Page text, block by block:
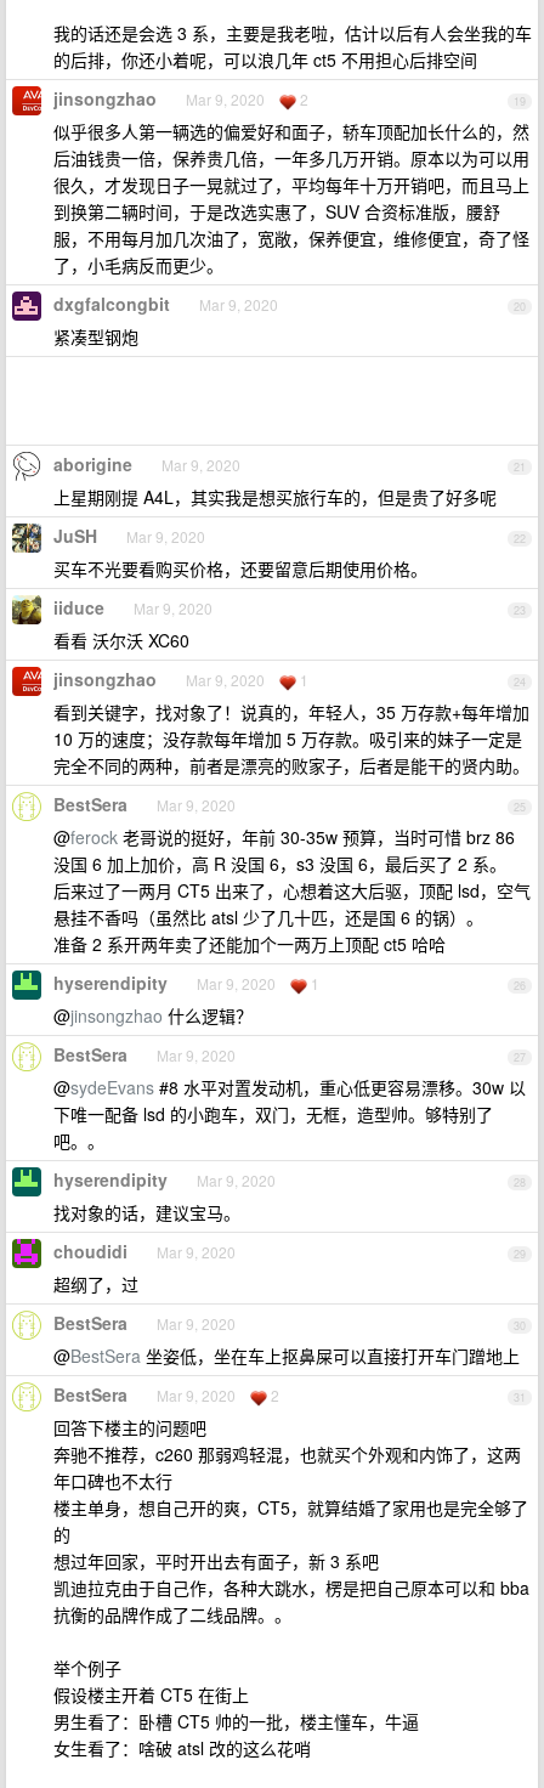
我的话还是会选 3 系，主要是我老啦，估计以后有人会坐我的车
的后排，你还小着呢，可以浪几年 ct5 不用担心后排空间
19
jinsongzhao Mar 9, 2020 2
似乎很多人第一辆选的偏爱好和面子，轿车顶配加长什么的，然
后油钱贵一倍，保养贵几倍，一年多几万开销。原本以为可以用
很久，才发现日子一晃就过了，平均每年十万开销吧，而且马上
到换第二辆时间，于是改选实惠了，SUV 合资标准版，腰舒
服，不用每月加几次油了，宽敞，保养便宜，维修便宜，奇了怪
了，小毛病反而更少。
20
dxgfalcongbit Mar 9, 2020
紧凑型钢炮
21
aborigine Mar 9, 2020
上星期刚提 A4L，其实我是想买旅行车的，但是贵了好多呢
22
JuSH Mar 9, 2020
买车不光要看购买价格，还要留意后期使用价格。
23
iiduce Mar 9, 2020
看看 沃尔沃 XC60
24
jinsongzhao Mar 9, 2020 1
看到关键字，找对象了！说真的，年轻人，35 万存款+每年增加
10 万的速度；没存款每年增加 5 万存款。吸引来的妹子一定是
完全不同的两种，前者是漂亮的败家子，后者是能干的贤内助。
25
BestSera Mar 9, 2020
@ferock 老哥说的挺好，年前 30-35w 预算，当时可惜 brz 86
没国 6 加上加价，高 R 没国 6，s3 没国 6，最后买了 2 系。
后来过了一两月 CT5 出来了，心想着这大后驱，顶配 lsd，空气
悬挂不香吗（虽然比 atsl 少了几十匹，还是国 6 的锅）。
准备 2 系开两年卖了还能加个一两万上顶配 ct5 哈哈
26
hyserendipity Mar 9, 2020 1
@jinsongzhao 什么逻辑？
27
BestSera Mar 9, 2020
@sydeEvans #8 水平对置发动机，重心低更容易漂移。30w 以
下唯一配备 lsd 的小跑车，双门，无框，造型帅。够特别了
吧。。
28
hyserendipity Mar 9, 2020
找对象的话，建议宝马。
29
choudidi Mar 9, 2020
超纲了，过
30
BestSera Mar 9, 2020
@BestSera 坐姿低，坐在车上抠鼻屎可以直接打开车门蹭地上
31
BestSera Mar 9, 2020 2
回答下楼主的问题吧
奔驰不推荐，c260 那弱鸡轻混，也就买个外观和内饰了，这两
年口碑也不太行
楼主单身，想自己开的爽，CT5，就算结婚了家用也是完全够了
的
想过年回家，平时开出去有面子，新 3 系吧
凯迪拉克由于自己作，各种大跳水，楞是把自己原本可以和 bba
抗衡的品牌作成了二线品牌。。
举个例子
假设楼主开着 CT5 在街上
男生看了：卧槽 CT5 帅的一批，楼主懂车，牛逼
女生看了：啥破 atsl 改的这么花哨